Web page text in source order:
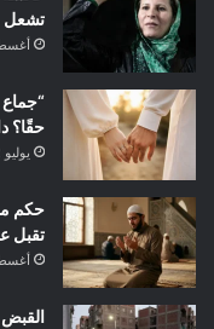
تشعل
أغسطس
حقًا؟
يوليو 2, 2026
حكم
تقبل
أغسطس